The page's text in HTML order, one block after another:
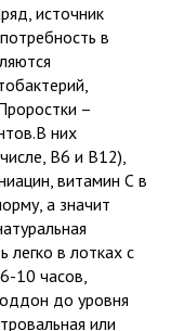
источник
в
–
них
В6 и В12),
витамин С в
а значит
легко в лотках с
10 часов,
до уровня
или